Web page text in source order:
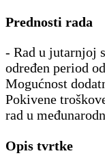
Prednosti rada
- Rad u jutarnjoj
određen period
Mogućnost
Pokivene
rad u
Opis tvrtke